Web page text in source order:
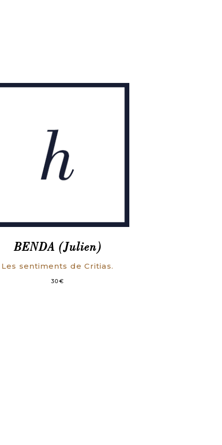
BENDA (Julien)
Les sentiments de Critias.
30€